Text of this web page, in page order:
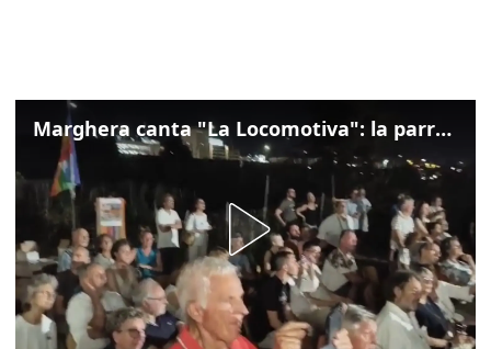
Marghera canta "La Locomotiva": la parrocchia della Cita ricorda Guccini